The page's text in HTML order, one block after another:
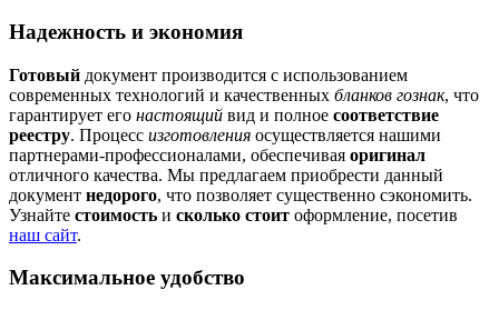
Надежность и экономия
Готовый документ производится с использованием
современных технологий и качественных бланков гознак, что
гарантирует его настоящий вид и полное соответствие
реестру. Процесс изготовления осуществляется нашими
партнерами-профессионалами, обеспечивая оригинал
отличного качества. Мы предлагаем приобрести данный
документ недорого, что позволяет существенно сэкономить.
Узнайте стоимость и сколько стоит оформление, посетив
наш сайт.
Максимальное удобство